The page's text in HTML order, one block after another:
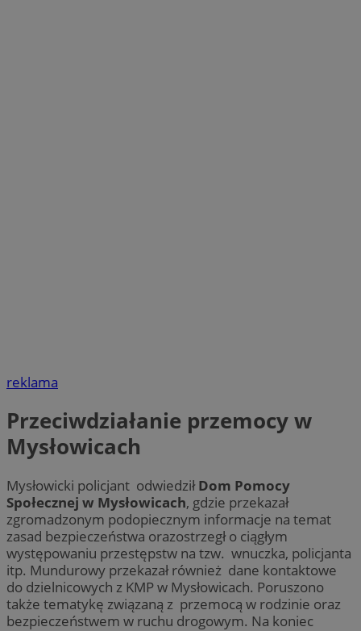
reklama
Przeciwdziałanie przemocy w
Mysłowicach
Mysłowicki policjant odwiedziłDom Pomocy
Społecznej w Mysłowicach, gdzie przekazał
zgromadzonym podopiecznym informacje na temat
zasad bezpieczeństwa orazostrzegł o ciągłym
występowaniu przestępstw na tzw. wnuczka, policjanta
itp. Mundurowy przekazał również dane kontaktowe
do dzielnicowych z KMP w Mysłowicach. Poruszono
także tematykę związaną z przemocą w rodzinie oraz
bezpieczeństwem w ruchu drogowym. Na koniec